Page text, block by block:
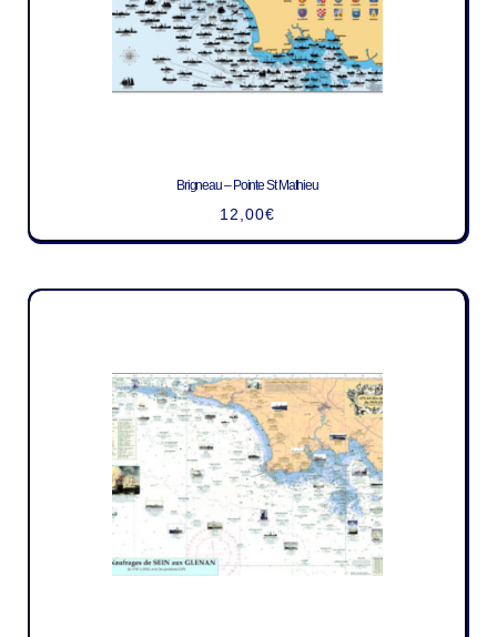
Brigneau – Pointe St Mathieu
12,00€